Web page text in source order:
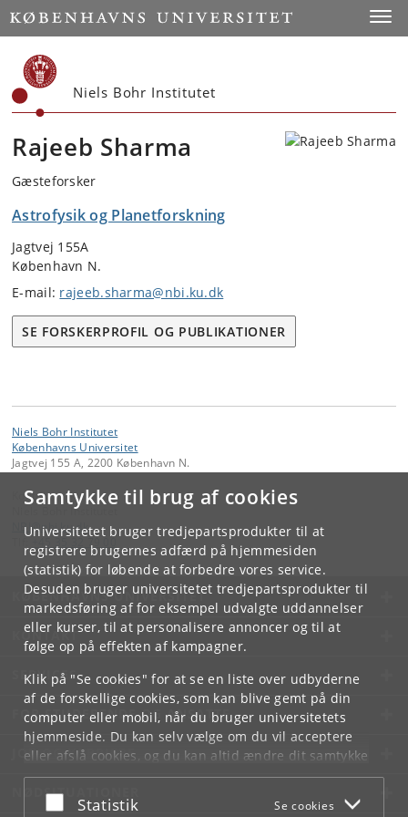
Samtykke til brug af cookies
Universitetet bruger tredjepartsprodukter til at
registrere brugernes adfærd på hjemmesiden
(statistik) for løbende at forbedre vores service.
Desuden bruger universitetet tredjepartsprodukter til
markedsføring af for eksempel udvalgte uddannelser
eller kurser, til at personalisere annoncer og til at
følge op på effekten af kampagner.
Klik på "Se cookies" for at se en liste over udbyderne
af de forskellige cookies, som kan blive gemt på din
computer eller mobil, når du bruger universitetets
hjemmeside. Du kan selv vælge om du vil acceptere
eller afslå cookies, og du kan altid ændre dit samtykke
underCookie- og privatlivspolitiksom du finder i
bunden af hver side.
Acceptér eller afslå
Statistik Se cookies
Start
Niels Bohr Institutet
Rajeeb Sharma
Gæsteforsker
Astrofysik og Planetforskning
Jagtvej 155A
København N.
E-mail: rajeeb.sharma@nbi.ku.dk
SE FORSKERPROFIL OG PUBLIKATIONER
Niels Bohr Institutet
Københavns Universitet
Jagtvej 155 A, 2200 København N.
Kontakt:
Niels Bohr Institutet
NBI@ nbi ku.dk
KØBENHAVNS UNIVERSITET
KONTAKT
SERVICES
FOR STUDERENDE OG ANSATTE
JOB OG KARRIERE
NØDSITUATIONER